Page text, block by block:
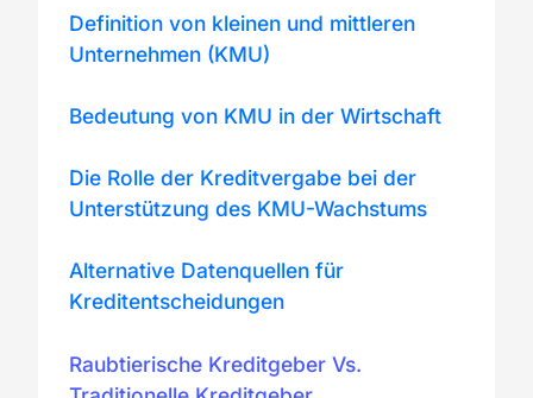
Definition von kleinen und mittleren
Unternehmen (KMU)
Bedeutung von KMU in der Wirtschaft
Die Rolle der Kreditvergabe bei der
Unterstützung des KMU-Wachstums
Alternative Datenquellen für
Kreditentscheidungen
Raubtierische Kreditgeber Vs.